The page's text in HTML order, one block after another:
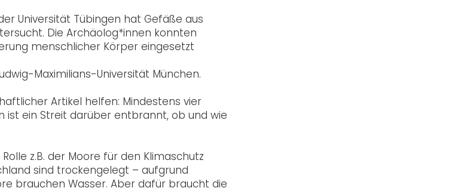
Universität Tübingen hat Gefäße aus
Die Archäolog*innen konnten
menschlicher Körper eingesetzt
Maximilians-Universität München.
Artikel helfen: Mindestens vier
ein Streit darüber entbrannt, ob und wie
z.B. der Moore für den Klimaschutz
sind trockengelegt – aufgrund
brauchen Wasser. Aber dafür braucht die